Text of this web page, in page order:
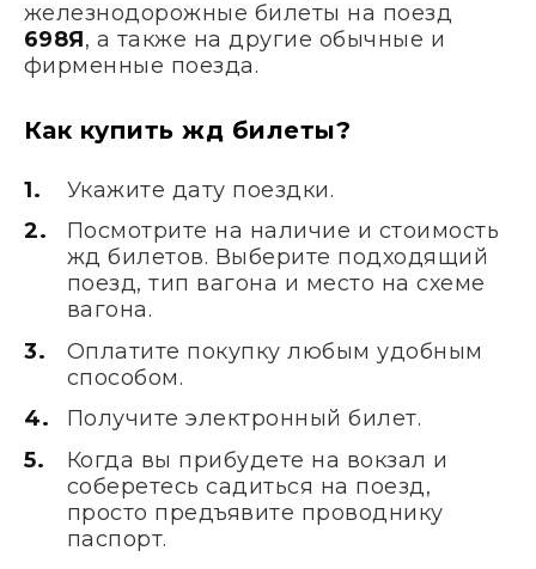
железнодорожные билеты на поезд
698Я, а также на другие обычные и
фирменные поезда.
Как купить жд билеты?
Укажите дату поездки.
Посмотрите на наличие и стоимость
жд билетов. Выберите подходящий
поезд, тип вагона и место на схеме
вагона.
Оплатите покупку любым удобным
способом.
Получите электронный билет.
Когда вы прибудете на вокзал и
соберетесь садиться на поезд,
просто предъявите проводнику
паспорт.